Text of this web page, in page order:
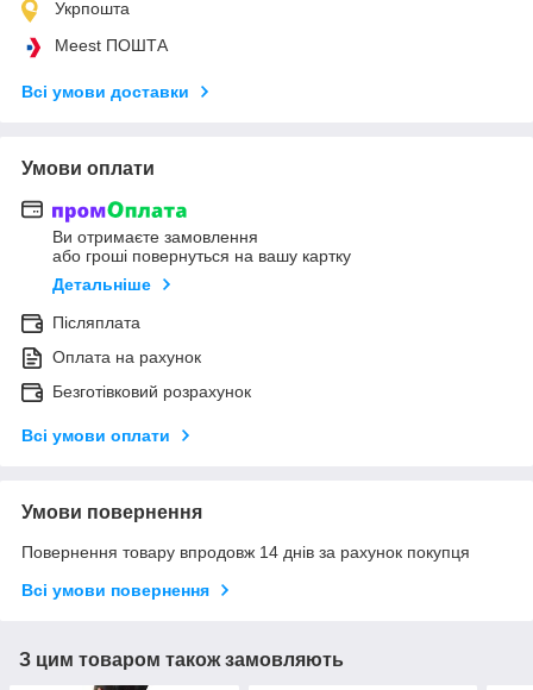
Укрпошта
Meest ПОШТА
Всі умови доставки
Умови оплати
Ви отримаєте замовлення
або гроші повернуться на вашу картку
Детальніше
Післяплата
Оплата на рахунок
Безготівковий розрахунок
Всі умови оплати
Умови повернення
Повернення товару впродовж 14 днів за рахунок покупця
Всі умови повернення
З цим товаром також замовляють